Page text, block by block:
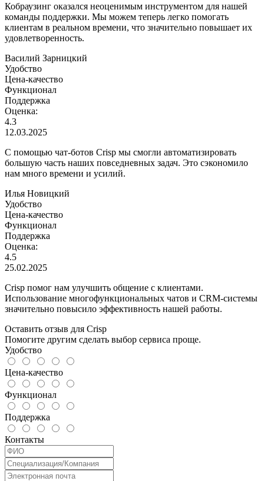
Кобраузинг оказался неоценимым инструментом для нашей
команды поддержки. Мы можем теперь легко помогать
клиентам в реальном времени, что значительно повышает их
удовлетворенность.
Василий Зарницкий
Удобство
Цена-качество
Функционал
Поддержка
Оценка:
4.3
12.03.2025
С помощью чат-ботов Crisp мы смогли автоматизировать
большую часть наших повседневных задач. Это сэкономило
нам много времени и усилий.
Илья Новицкий
Удобство
Цена-качество
Функционал
Поддержка
Оценка:
4.5
25.02.2025
Crisp помог нам улучшить общение с клиентами.
Использование многофункциональных чатов и CRM-системы
значительно повысило эффективность нашей работы.
Оставить отзыв для Crisp
Помогите другим сделать выбор сервиса проще.
Удобство
Цена-качество
Функционал
Поддержка
Контакты